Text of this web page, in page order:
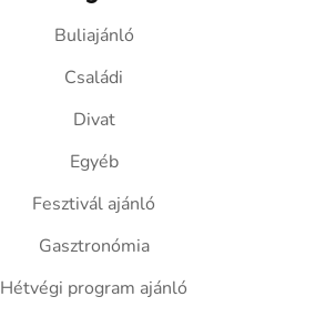
Buliajánló
Családi
Divat
Egyéb
Fesztivál ajánló
Gasztronómia
Hétvégi program ajánló